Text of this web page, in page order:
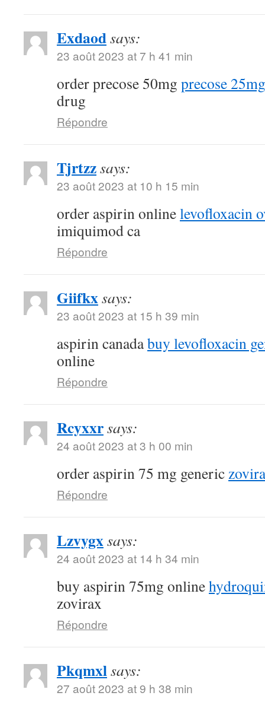
Exdaodsays:
23 août 2023 at 7 h 41 min
order precose 50mg precose
drug
Répondre
Tjrtzzsays:
23 août 2023 at 10 h 15 min
order aspirin onlinelevofloxacin
imiquimod ca
Répondre
Giifkxsays:
23 août 2023 at 15 h 39 min
aspirin canadabuy levofloxacin
online
Répondre
Rcyxxrsays:
24 août 2023 at 3 h 00 min
order aspirin 75 mg generic
Répondre
Lzvygxsays:
24 août 2023 at 14 h 34 min
buy aspirin 75mg online
zovirax
Répondre
Pkqmxlsays:
27 août 2023 at 9 h 38 min